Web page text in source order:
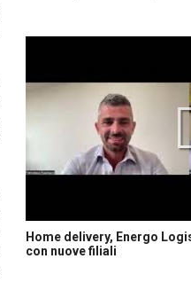
Home delivery, Energo
con nuove filiali